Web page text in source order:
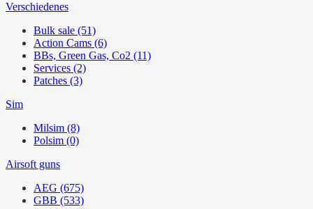
Verschiedenes
Bulk sale (51)
Action Cams (6)
BBs, Green Gas, Co2 (11)
Services (2)
Patches (3)
Sim
Milsim (8)
Polsim (0)
Airsoft guns
AEG (675)
GBB (533)